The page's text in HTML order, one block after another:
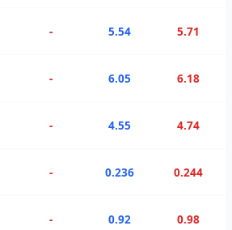
- 5.54 5.71
- 6.05 6.18
- 4.55 4.74
- 0.236 0.244
- 0.92 0.98